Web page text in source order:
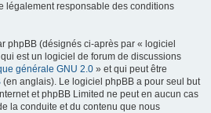
légalement responsable des conditions
phpBB (désignés ci-après par « logiciel
est un logiciel de forum de discussions
générale GNU 2.0 » et qui peut être
(en anglais). Le logiciel phpBB a pour seul but
et phpBB Limited ne peut en aucun cas
la conduite et du contenu que nous